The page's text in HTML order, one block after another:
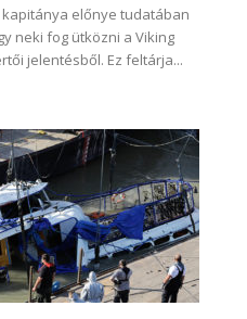
előnye tudatában
neki fog ütközni a Viking
jelentésből. Ez feltárja...